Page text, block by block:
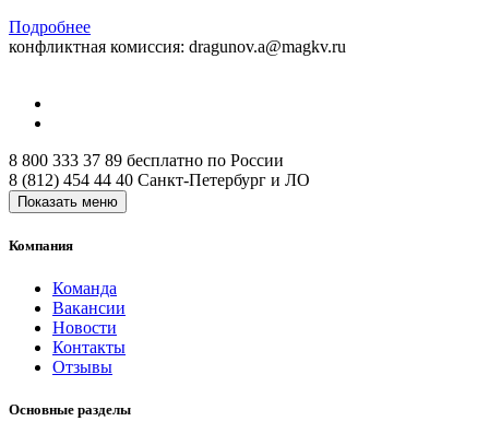
Подробнее
конфликтная комиссия: dragunov.a@magkv.ru
8 800 333 37 89 бесплатно по России
8 (812) 454 44 40 Санкт-Петербург и ЛО
Показать меню
Компания
Команда
Вакансии
Новости
Контакты
Отзывы
Основные разделы